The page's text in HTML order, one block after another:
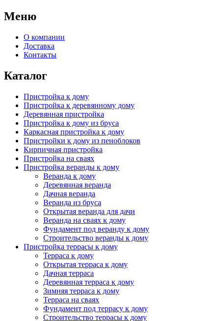
Меню
О компании
Доставка
Контакты
Каталог
Пристройка к дому
Пристройка к деревянному дому
Деревянная пристройка
Пристройка к дому из бруса
Каркасная пристройка к дому
Пристройки к дому из пеноблоков
Кирпичная пристройка
Пристройка на сваях
Пристройка веранды к дому
Веранда к дому
Деревянная веранда
Дачная веранда
Веранда из бруса
Открытая веранда для дачи
Веранда на сваях к дому
Фундамент под веранду к дому
Строительство веранды к дому
Пристройка террасы к дому
Терраса к дому
Открытая терраса к дому
Дачная терраса
Деревянная терраса к дому
Зимняя терраса к дому
Терраса на сваях
Фундамент под террасу к дому
Строительство террасы к дому